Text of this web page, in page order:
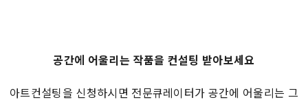
공간에 어울리는 작품을 컨설팅 받아보세요
아트컨설팅을 신청하시면 전문큐레이터가 공간에 어울리는 그